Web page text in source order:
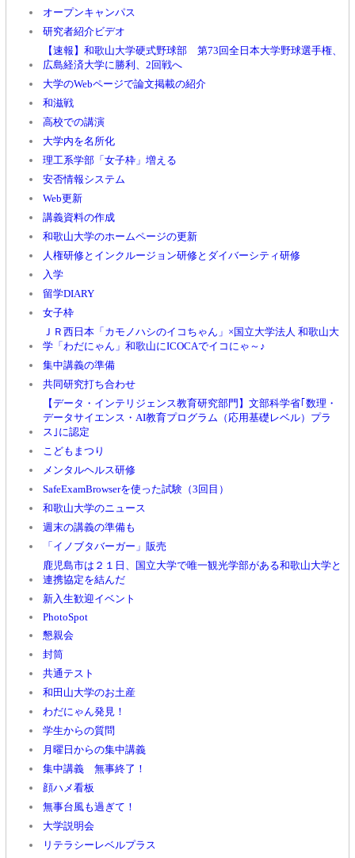
オープンキャンパス
研究者紹介ビデオ
【速報】和歌山大学硬式野球部 第73回全日本大学野球選手権、
広島経済大学に勝利、2回戦へ
大学のWebページで論文掲載の紹介
和滋戦
高校での講演
大学内を名所化
理工系学部「女子枠」増える
安否情報システム
Web更新
講義資料の作成
和歌山大学のホームページの更新
人権研修とインクルージョン研修とダイバーシティ研修
入学
留学DIARY
女子枠
ＪＲ西日本「カモノハシのイコちゃん」×国立大学法人 和歌山大
学「わだにゃん」和歌山にICOCAでイコにゃ～♪
集中講義の準備
共同研究打ち合わせ
【データ・インテリジェンス教育研究部門】文部科学省｢数理・
データサイエンス・AI教育プログラム（応用基礎レベル）プラ
ス｣に認定
こどもまつり
メンタルヘルス研修
SafeExamBrowserを使った試験（3回目）
和歌山大学のニュース
週末の講義の準備も
「イノブタバーガー」販売
鹿児島市は２１日、国立大学で唯一観光学部がある和歌山大学と
連携協定を結んだ
新入生歓迎イベント
PhotoSpot
懇親会
封筒
共通テスト
和田山大学のお土産
わだにゃん発見！
学生からの質問
月曜日からの集中講義
集中講義 無事終了！
顔ハメ看板
無事台風も過ぎて！
大学説明会
リテラシーレベルプラス